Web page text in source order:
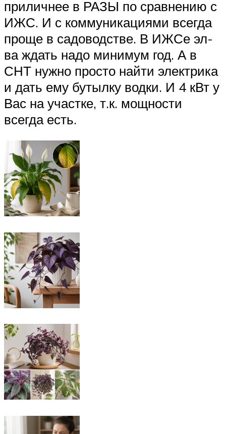
приличнее в РАЗЫ по сравнению с
ИЖС. И с коммуникациями всегда
проще в садоводстве. В ИЖСе эл-
ва ждать надо минимум год. А в
СНТ нужно просто найти электрика
и дать ему бутылку водки. И 4 кВт у
Вас на участке, т.к. мощности
всегда есть.